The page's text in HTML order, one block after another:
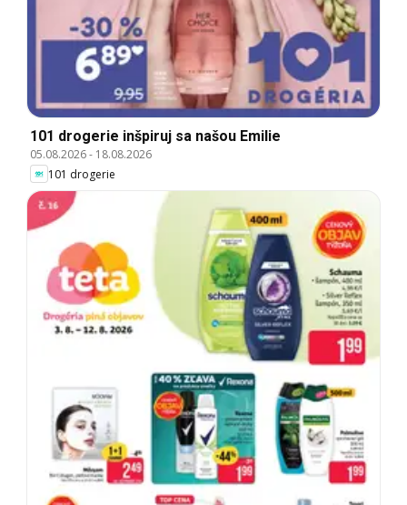
101 drogerie inšpiruj sa našou Emilie
05.08.2026- 18.08.2026
101 drogerie